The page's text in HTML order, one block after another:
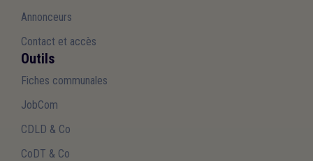
Annonceurs
Contact et accès
Outils
Fiches communales
JobCom
CDLD & Co
CoDT & Co